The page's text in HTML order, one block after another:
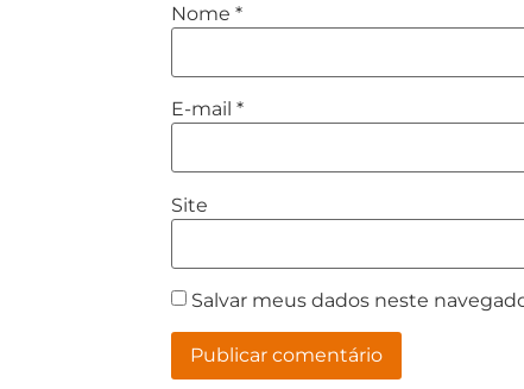
Nome*
E-mail*
Site
Salvar meus dados neste